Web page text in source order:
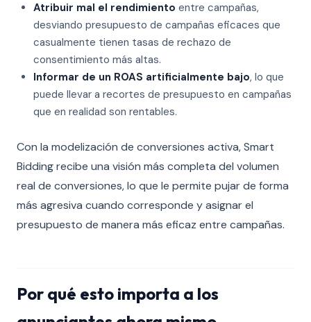
Atribuir mal el rendimiento entre campañas,
desviando presupuesto de campañas eficaces que
casualmente tienen tasas de rechazo de
consentimiento más altas.
Informar de un ROAS artificialmente bajo, lo que
puede llevar a recortes de presupuesto en campañas
que en realidad son rentables.
Con la modelización de conversiones activa, Smart
Bidding recibe una visión más completa del volumen
real de conversiones, lo que le permite pujar de forma
más agresiva cuando corresponde y asignar el
presupuesto de manera más eficaz entre campañas.
Por qué esto importa a los